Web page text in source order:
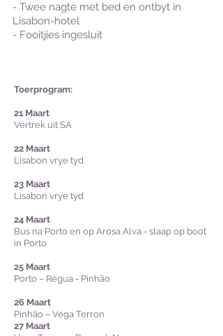
- Twee nagte met bed en ontbyt in
Lisabon-hotel
- Fooitjies ingesluit
Toerprogram:
21 Maart
Vertrek uit SA
22 Maart
Lisabon vrye tyd
23 Maart
Lisabon vrye tyd
24 Maart
Bus na Porto en op Arosa Alva - slaap op boot
in Porto
25 Maart
Porto – Régua - Pinhão
26 Maart
Pinhão – Vega Terron
27 Maart